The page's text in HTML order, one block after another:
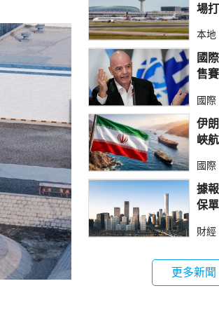
場
法
本地
國
售
持
國際
伊
峽
部
海
國際
據
保
倫
財經
更多新聞